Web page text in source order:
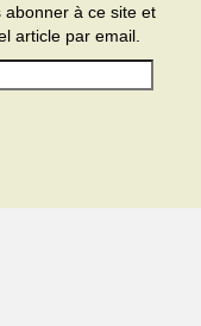
abonner à ce site et
article par email.